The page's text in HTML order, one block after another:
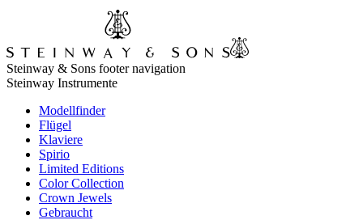
Steinway & Sons footer navigation
Steinway Instrumente
Modellfinder
Flügel
Klaviere
Spirio
Limited Editions
Color Collection
Crown Jewels
Gebraucht